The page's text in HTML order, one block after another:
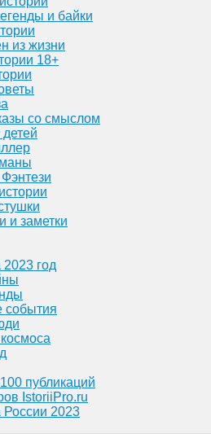
и байки
из жизни
18+
со смыслом
и заметки
год
события
публикаций
IstoriiPro.ru
России 2023